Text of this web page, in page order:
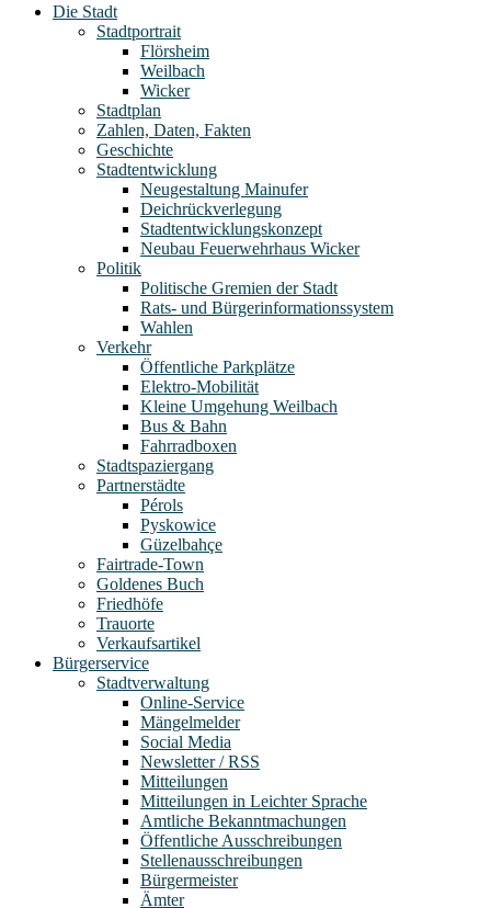
Die Stadt
Stadtportrait
Flörsheim
Weilbach
Wicker
Stadtplan
Zahlen, Daten, Fakten
Geschichte
Stadtentwicklung
Neugestaltung Mainufer
Deichrückverlegung
Stadtentwicklungskonzept
Neubau Feuerwehrhaus Wicker
Politik
Politische Gremien der Stadt
Rats- und Bürgerinformationssystem
Wahlen
Verkehr
Öffentliche Parkplätze
Elektro-Mobilität
Kleine Umgehung Weilbach
Bus & Bahn
Fahrradboxen
Stadtspaziergang
Partnerstädte
Pérols
Pyskowice
Güzelbahçe
Fairtrade-Town
Goldenes Buch
Friedhöfe
Trauorte
Verkaufsartikel
Bürgerservice
Stadtverwaltung
Online-Service
Mängelmelder
Social Media
Newsletter / RSS
Mitteilungen
Mitteilungen in Leichter Sprache
Amtliche Bekanntmachungen
Öffentliche Ausschreibungen
Stellenausschreibungen
Bürgermeister
Ämter